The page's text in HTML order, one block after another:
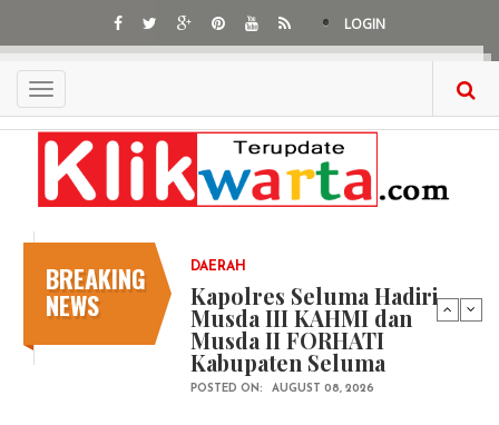
main
content
LOGIN
Toggle
navigation
BREAKING
NEWS
DAERAH
Kapolres Seluma Hadiri
Musda III KAHMI dan
Musda II FORHATI
Kabupaten Seluma
POSTED ON: AUGUST 08, 2026